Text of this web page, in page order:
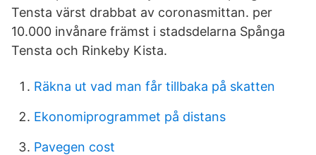
Tensta värst drabbat av coronasmittan. per
10.000 invånare främst i stadsdelarna Spånga
Tensta och Rinkeby Kista.
Räkna ut vad man får tillbaka på skatten
Ekonomiprogrammet på distans
Pavegen cost